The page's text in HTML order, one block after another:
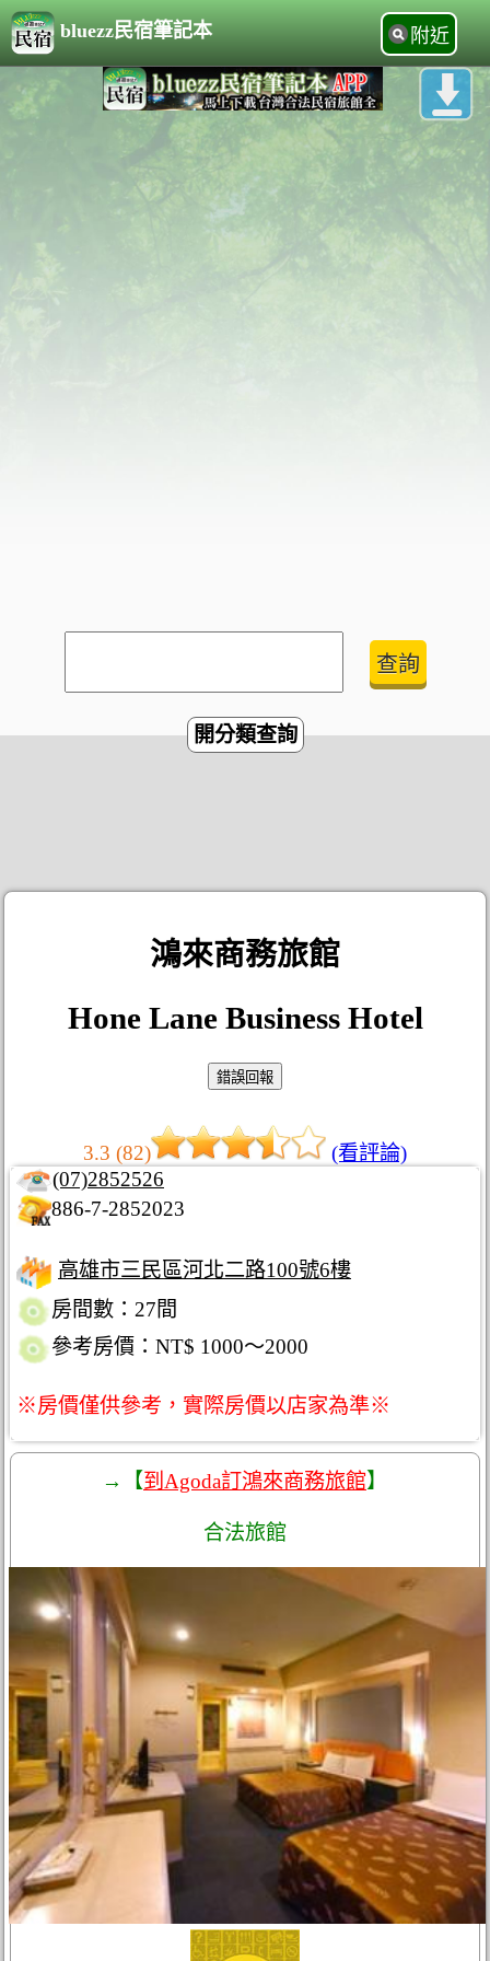
bluezz民宿筆記本 附近
開分類查詢
鴻來商務旅館
Hone Lane Business Hotel
3.3 (82)
(看評論)
(07)2852526
886-7-2852023
高雄市三民區河北二路100號6樓
房間數：27間
參考房價：NT$ 1000～2000
※房價僅供參考，實際房價以店家為準※
→【到Agoda訂鴻來商務旅館】
合法旅館